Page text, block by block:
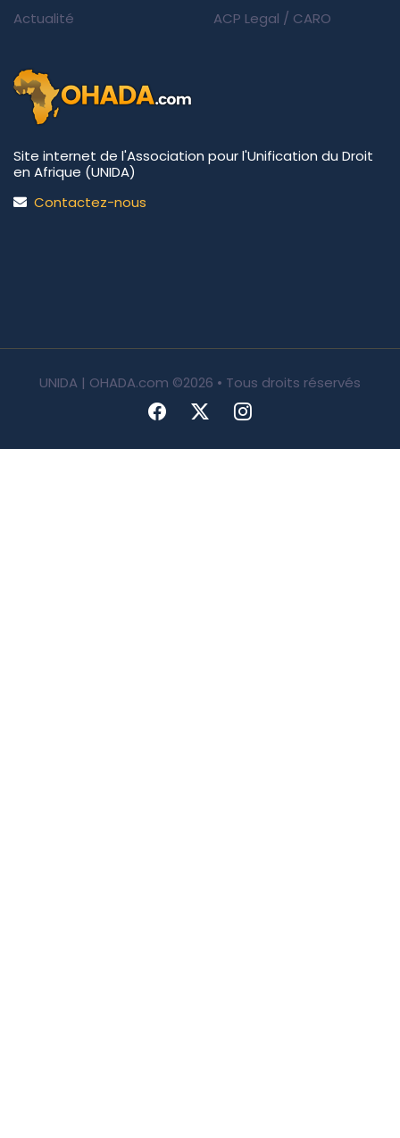
Actualité
ACP Legal / CARO
Site internet de l'Association pour l'Unification du Droit
en Afrique (UNIDA)
Contactez-nous
UNIDA | OHADA.com ©2026 • Tous droits réservés